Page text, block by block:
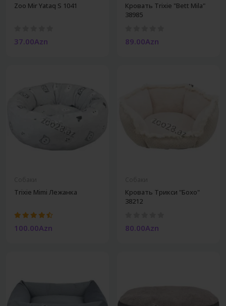
Zoo Mir Yataq S 1041
37.00Azn
Кровать Trixie "Bett Mila"
38985
89.00Azn
Trixie Mimi Лежанка
100.00Azn
Кровать Трикси "Бохо"
38212
80.00Azn